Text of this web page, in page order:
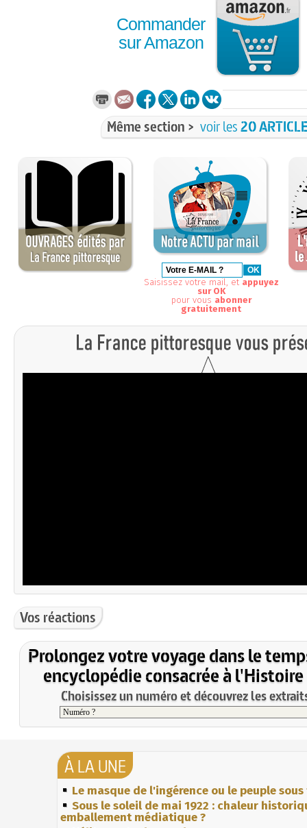
Commander
sur Amazon
Même section > voir les20
Saisissez votre mail, et appuyez
sur OK
pour vous abonner
gratuitement
Vos réactions
Prolongez votre voyage dans le
encyclopédie consacrée à l'Histoire
Choisissez un numéro et découvrez les
À LA UNE
Le masque de l'ingérence ou le peuple
Sous le soleil de mai 1922 : chaleur
emballement médiatique ?